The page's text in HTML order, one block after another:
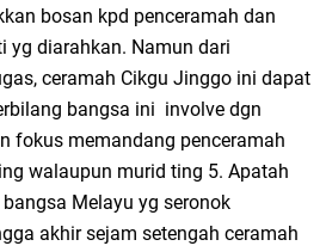
bosan kpd penceramah dan
yg diarahkan. Namun dari
ceramah Cikgu Jinggo ini dapat
bangsa ini involve dgn
fokus memandang penceramah
walaupun murid ting 5. Apatah
Melayu yg seronok
akhir sejam setengah ceramah